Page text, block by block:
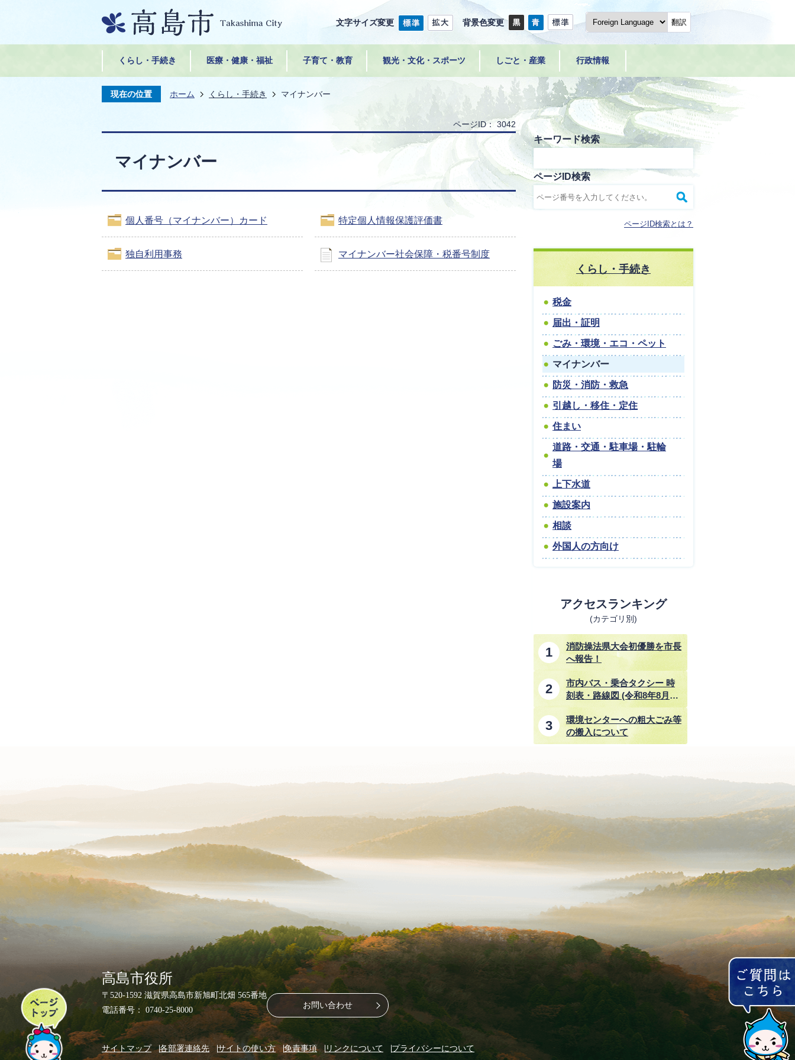
文字サイズ変更 背景色変更 翻訳
くらし・手続き 医療・健康・福祉 子育て・教育 観光・文化・スポーツ しごと・産業 行政情報
現在の位置 ホーム くらし・手続き マイナンバー
ページID： 3042
マイナンバー
個人番号（マイナンバー）カード 特定個人情報保護評価書
独自利用事務 マイナンバー社会保障・税番号制度
キーワード検索
ページID検索
ページID検索とは？
くらし・手続き
税金
届出・証明
ごみ・環境・エコ・ペット
マイナンバー
防災・消防・救急
引越し・移住・定住
住まい
道路・交通・駐車場・駐輪
場
上下水道
施設案内
相談
外国人の方向け
アクセスランキング
(カテゴリ別)
消防操法県大会初優勝を市長
へ報告！
市内バス・乗合タクシー 時
刻表・路線図 (令和8年8月1
日改正)
環境センターへの粗大ごみ等
の搬入について
ペ
ー
ジ
ト
ッ
高島市役所
〒520-1592 滋賀県高島市新旭町北畑 565番地
電話番号： 0740-25-8000
お問い合わせ
サイトマップ 各部署連絡先 サイトの使い方 免責事項 リンクについて プライバシーについて